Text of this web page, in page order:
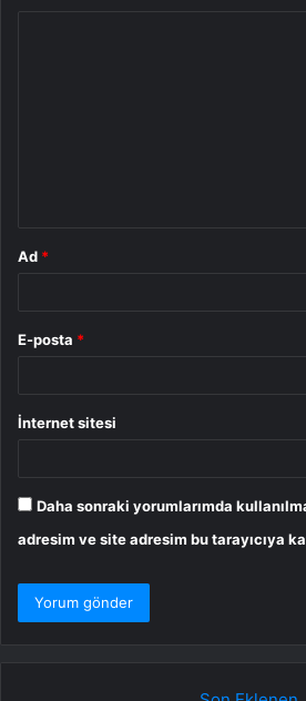
Ad *
E-posta *
İnternet sitesi
Daha sonraki yorumlarımda
adresim ve site adresim bu tarayıcıya